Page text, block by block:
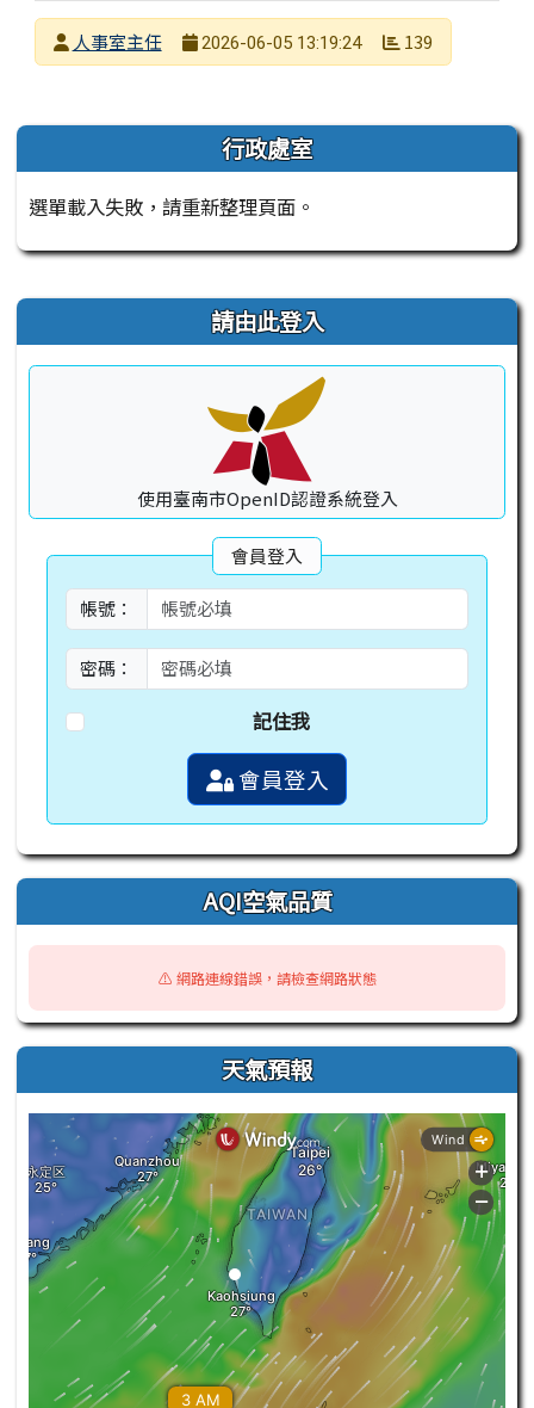
發布者人事室主任
2026-06-05 13:19:24 139
左邊區域內容 行政處室
選單載入失敗，請重新整理頁面。
右邊區域內容 請由此登入
使用臺南市OpenID認證系統登入
會員登入
帳號：
密碼：
記住我
會員登入
AQI空氣品質
⚠️ 網路連線錯誤，請檢查網路狀態
天氣預報